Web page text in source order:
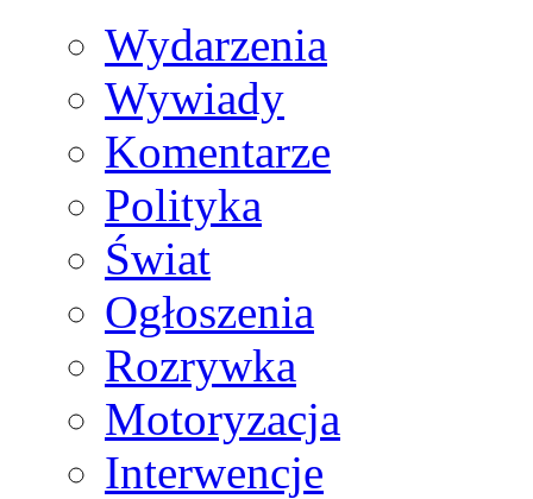
Wydarzenia
Wywiady
Komentarze
Polityka
Świat
Ogłoszenia
Rozrywka
Motoryzacja
Interwencje